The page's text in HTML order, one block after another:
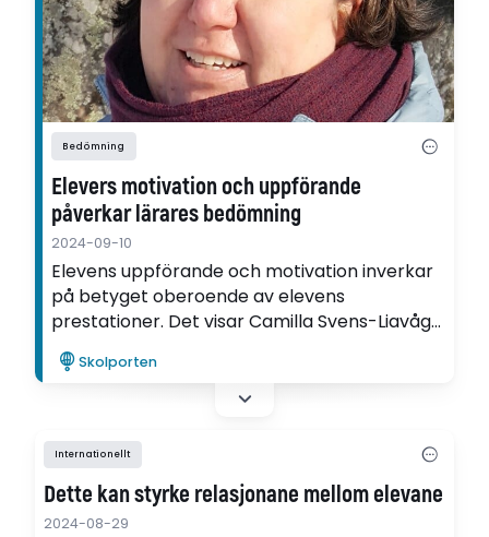
Bedömning
Elevers motivation och uppförande
påverkar lärares bedömning
2024-09-10
Elevens uppförande och motivation inverkar
på betyget oberoende av elevens
prestationer. Det visar Camilla Svens-Liavågs
avhandling om faktorer som påverkar
lärares bedömning i Finland.
Skolporten
Internationellt
Dette kan styrke relasjonane mellom elevane
2024-08-29